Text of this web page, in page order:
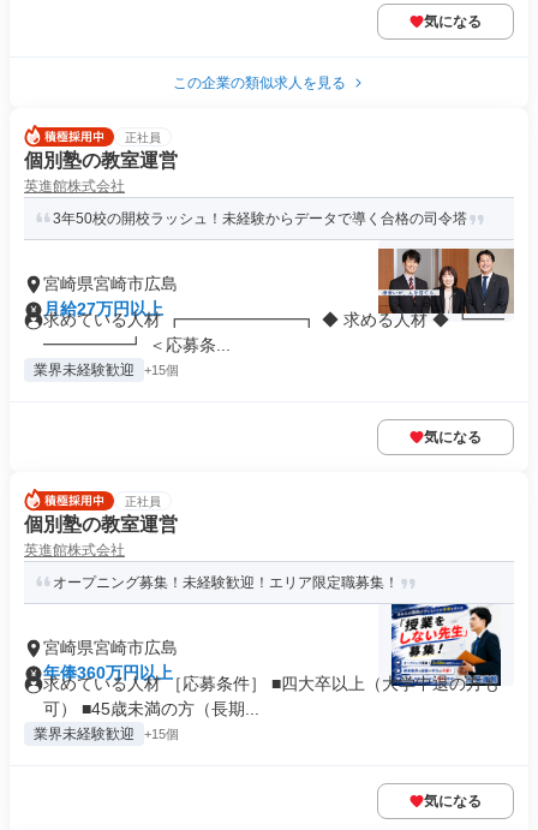
気になる
この企業の類似求人を見る
正社員
個別塾の教室運営
英進館株式会社
3年50校の開校ラッシュ！未経験からデータで導く合格の司令塔
宮崎県宮崎市広島
月給27万円以上
求めている人材 ┏━━━━━━━┓ ◆ 求める人材 ◆ ┗━━
━━━━━┛ ＜応募条...
業界未経験歓迎 +15個
気になる
正社員
個別塾の教室運営
英進館株式会社
オープニング募集！未経験歓迎！エリア限定職募集！
宮崎県宮崎市広島
年俸360万円以上
求めている人材 ［応募条件］ ■四大卒以上（大学中退の方も
可） ■45歳未満の方（長期...
業界未経験歓迎 +15個
気になる